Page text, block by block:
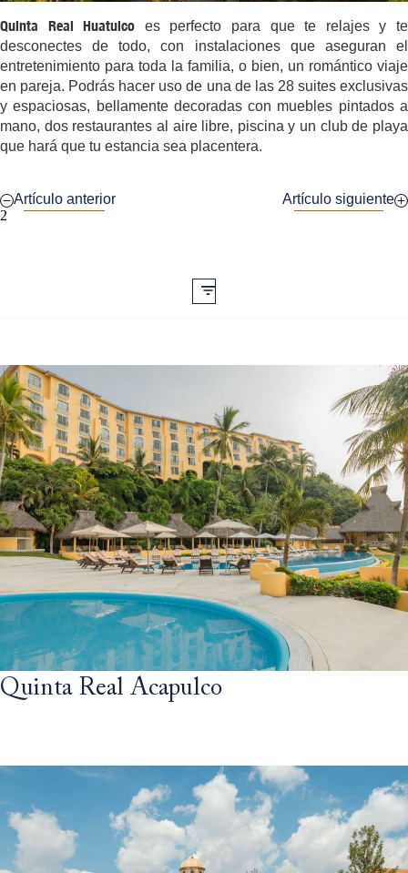
Quinta Real Huatulco es perfecto para que te relajes y te
desconectes de todo, con instalaciones que aseguran el
entretenimiento para toda la familia, o bien, un romántico viaje
en pareja. Podrás hacer uso de una de las 28 suites exclusivas
y espaciosas, bellamente decoradas con muebles pintados a
mano, dos restaurantes al aire libre, piscina y un club de playa
que hará que tu estancia sea placentera.
Artículo anterior
Artículo siguiente
2
Quinta Real Acapulco